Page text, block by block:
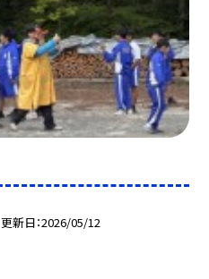
更新日 2026/05/12